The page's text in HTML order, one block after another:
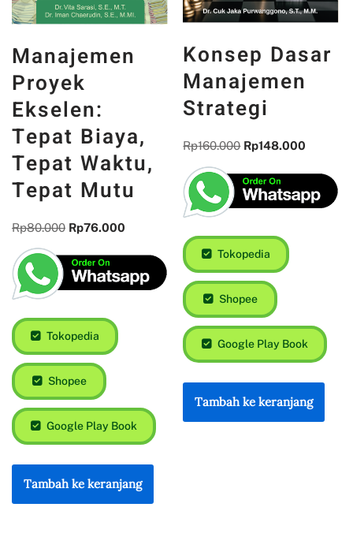
Manajemen
Proyek
Ekselen:
Tepat Biaya,
Tepat Waktu,
Tepat Mutu
Rp80.000 Rp76.000
Tokopedia
Shopee
Google Play Book
Tambah ke keranjang
Konsep Dasar
Manajemen
Strategi
Rp160.000 Rp148.000
Tokopedia
Shopee
Google Play Book
Tambah ke keranjang